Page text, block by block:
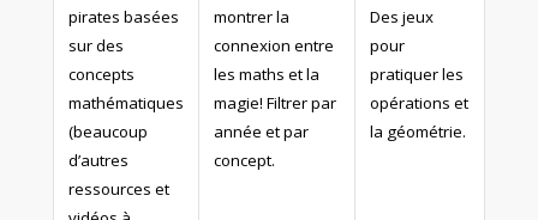
pirates basées
sur des
concepts
mathématiques
(beaucoup
d’autres
ressources et
montrer la
connexion entre
les maths et la
magie! Filtrer par
année et par
concept.
Des jeux
pour
pratiquer les
opérations et
la géométrie.